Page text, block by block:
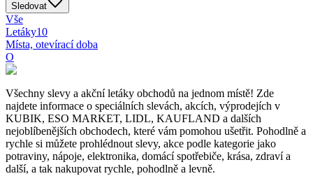
Sledovat
Vše
Letáky10
Místa, otevírací doba
O
Všechny slevy a akční letáky obchodů na jednom místě! Zde
najdete informace o speciálních slevách, akcích, výprodejích v
KUBIK, ESO MARKET, LIDL, KAUFLAND a dalších
nejoblíbenějších obchodech, které vám pomohou ušetřit. Pohodlně a
rychle si můžete prohlédnout slevy, akce podle kategorie jako
potraviny, nápoje, elektronika, domácí spotřebiče, krása, zdraví a
další, a tak nakupovat rychle, pohodlně a levně.